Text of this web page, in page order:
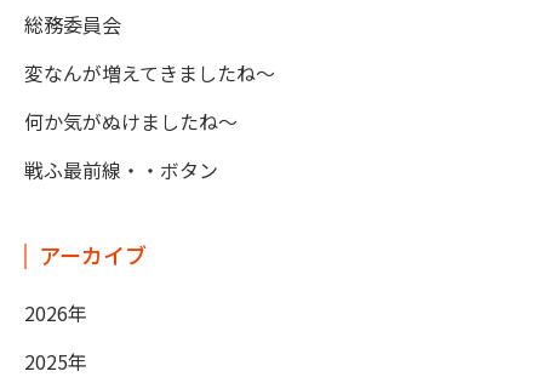
総務委員会
変なんが増えてきましたね～
何か気がぬけましたね～
戦ふ最前線・・ボタン
アーカイブ
2026年
2025年